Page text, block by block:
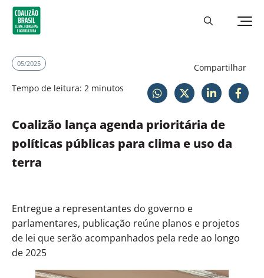
05/2025
Tempo de leitura: 2 minutos
Compartilhar
Coalizão lança agenda prioritária de
políticas públicas para clima e uso da
terra
Entregue a representantes do governo e
parlamentares, publicação reúne planos e projetos
de lei que serão acompanhados pela rede ao longo
de 2025